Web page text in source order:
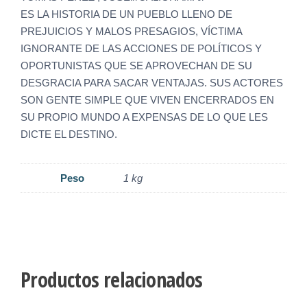
ES LA HISTORIA DE UN PUEBLO LLENO DE
PREJUICIOS Y MALOS PRESAGIOS, VÍCTIMA
IGNORANTE DE LAS ACCIONES DE POLÍTICOS Y
OPORTUNISTAS QUE SE APROVECHAN DE SU
DESGRACIA PARA SACAR VENTAJAS. SUS ACTORES
SON GENTE SIMPLE QUE VIVEN ENCERRADOS EN
SU PROPIO MUNDO A EXPENSAS DE LO QUE LES
DICTE EL DESTINO.
Peso 1 kg
Productos relacionados